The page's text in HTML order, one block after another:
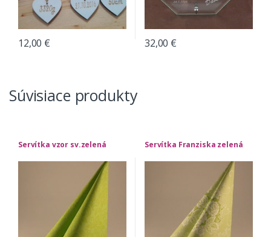
12,00 € 32,00 €
Súvisiace produkty
Servítka vzor sv.zelená Servítka Franziska zelená